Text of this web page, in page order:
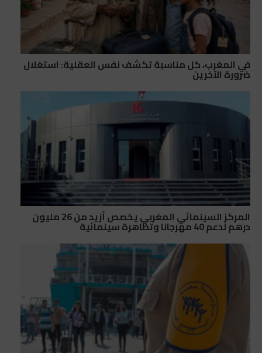
في المغرب، كل مناسبة تكشف نفس العقلية: استغلال
ضرورة الآخرين
المركز السينمائي المغربي يخصص أزيد من 26 مليون
درهم لدعم 40 مهرجانا وتظاهرة سينمائية